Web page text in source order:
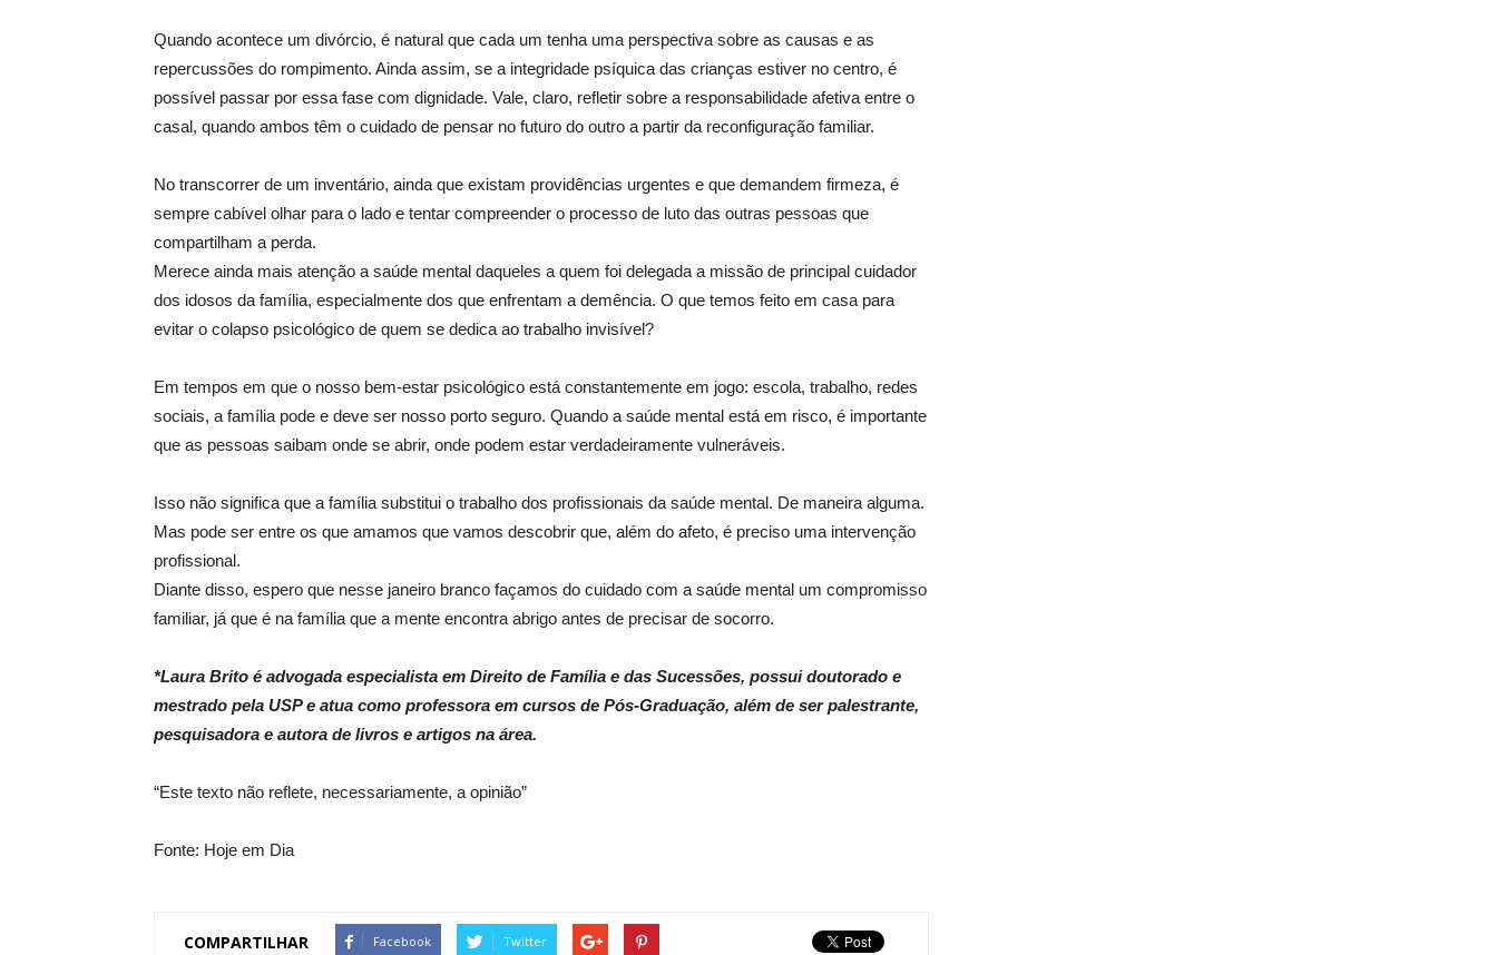
Quando acontece um divórcio, é natural que cada um tenha uma perspectiva sobre as causas e as
repercussões do rompimento. Ainda assim, se a integridade psíquica das crianças estiver no centro, é
possível passar por essa fase com dignidade. Vale, claro, refletir sobre a responsabilidade afetiva entre o
casal, quando ambos têm o cuidado de pensar no futuro do outro a partir da reconfiguração familiar.
No transcorrer de um inventário, ainda que existam providências urgentes e que demandem firmeza, é
sempre cabível olhar para o lado e tentar compreender o processo de luto das outras pessoas que
compartilham a perda.
Merece ainda mais atenção a saúde mental daqueles a quem foi delegada a missão de principal cuidador
dos idosos da família, especialmente dos que enfrentam a demência. O que temos feito em casa para
evitar o colapso psicológico de quem se dedica ao trabalho invisível?
Em tempos em que o nosso bem-estar psicológico está constantemente em jogo: escola, trabalho, redes
sociais, a família pode e deve ser nosso porto seguro. Quando a saúde mental está em risco, é importante
que as pessoas saibam onde se abrir, onde podem estar verdadeiramente vulneráveis.
Isso não significa que a família substitui o trabalho dos profissionais da saúde mental. De maneira alguma.
Mas pode ser entre os que amamos que vamos descobrir que, além do afeto, é preciso uma intervenção
profissional.
Diante disso, espero que nesse janeiro branco façamos do cuidado com a saúde mental um compromisso
familiar, já que é na família que a mente encontra abrigo antes de precisar de socorro.
*Laura Brito é advogada especialista em Direito de Família e das Sucessões, possui doutorado e
mestrado pela USP e atua como professora em cursos de Pós-Graduação, além de ser palestrante,
pesquisadora e autora de livros e artigos na área.
“Este texto não reflete, necessariamente, a opinião”
Fonte: Hoje em Dia
COMPARTILHAR Facebook Twitter